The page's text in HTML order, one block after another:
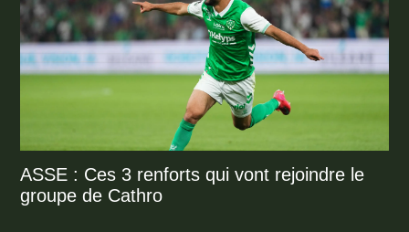
ASSE : Ces 3 renforts qui vont rejoindre le
groupe de Cathro